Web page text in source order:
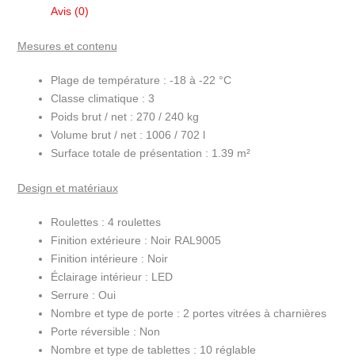
négatif
portes
ATOM
F2DBB
Avis (0)
Mesures et contenu
Plage de température : -18 à -22 °C
Classe climatique : 3
Poids brut / net : 270 / 240 kg
Volume brut / net : 1006 / 702 l
Surface totale de présentation : 1.39 m²
Design et matériaux
Roulettes : 4 roulettes
Finition extérieure : Noir RAL9005
Finition intérieure : Noir
Éclairage intérieur : LED
Serrure : Oui
Nombre et type de porte : 2 portes vitrées à charnières
Porte réversible : Non
Nombre et type de tablettes : 10 réglable